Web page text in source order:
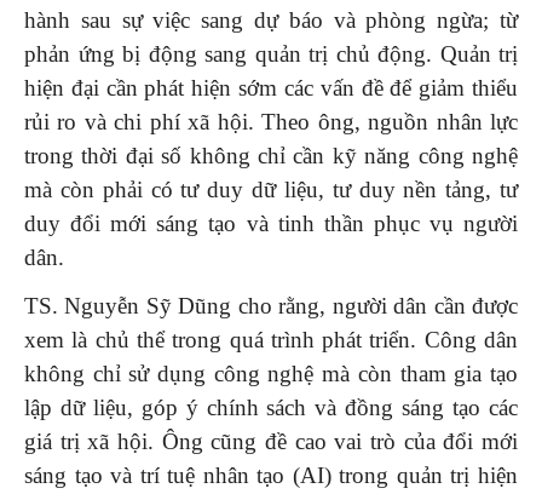
hành sau sự việc sang dự báo và phòng ngừa; từ
phản ứng bị động sang quản trị chủ động. Quản trị
hiện đại cần phát hiện sớm các vấn đề để giảm thiểu
rủi ro và chi phí xã hội. Theo ông, nguồn nhân lực
trong thời đại số không chỉ cần kỹ năng công nghệ
mà còn phải có tư duy dữ liệu, tư duy nền tảng, tư
duy đổi mới sáng tạo và tinh thần phục vụ người
dân.
TS. Nguyễn Sỹ Dũng cho rằng, người dân cần được
xem là chủ thể trong quá trình phát triển. Công dân
không chỉ sử dụng công nghệ mà còn tham gia tạo
lập dữ liệu, góp ý chính sách và đồng sáng tạo các
giá trị xã hội. Ông cũng đề cao vai trò của đổi mới
sáng tạo và trí tuệ nhân tạo (AI) trong quản trị hiện